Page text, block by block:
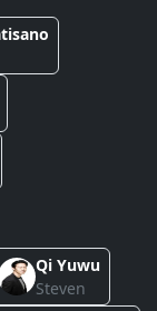
Qi Yuwu
Steven